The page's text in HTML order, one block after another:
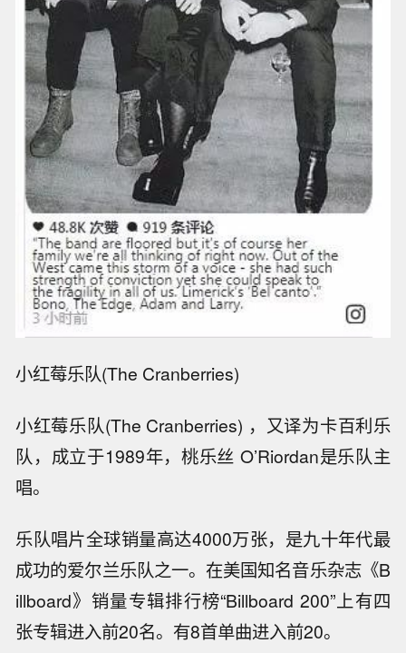
小红莓乐队(The Cranberries)
小红莓乐队(The Cranberries) ，又译为卡百利乐
队，成立于1989年，桃乐丝 O’Riordan是乐队主
唱。
乐队唱片全球销量高达4000万张，是九十年代最
成功的爱尔兰乐队之一。在美国知名音乐杂志《B
illboard》销量专辑排行榜“Billboard 200”上有四
张专辑进入前20名。有8首单曲进入前20。